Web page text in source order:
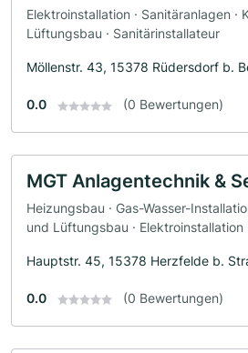
Elektroinstallation · Sanitäranlagen ·
Lüftungsbau · Sanitärinstallateur
Möllenstr. 43, 15378 Rüdersdorf b.
0.0 (0 Bewertungen)
MGT Anlagentechnik &
Heizungsbau · Gas-Wasser-
und Lüftungsbau · Elektroinstallation
Hauptstr. 45, 15378 Herzfelde b.
0.0 (0 Bewertungen)